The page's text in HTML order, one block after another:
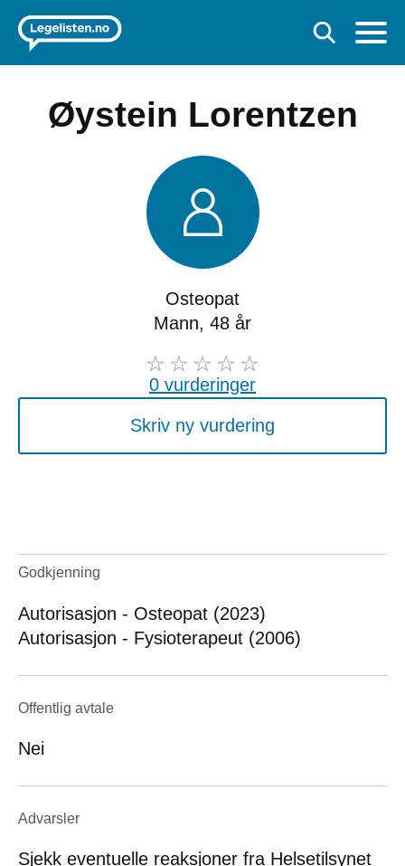
Øystein Lorentzen
Osteopat
Mann, 48 år
0 vurderinger
Skriv ny vurdering
Godkjenning
Autorisasjon - Osteopat (2023)
Autorisasjon - Fysioterapeut (2006)
Offentlig avtale
Nei
Advarsler
Sjekk eventuelle reaksjoner fra Helsetilsynet